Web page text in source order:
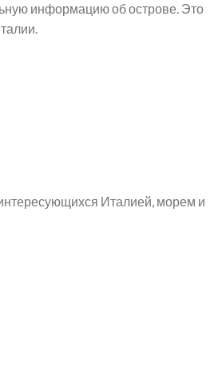
информацию об острове. Это
Италией, морем и